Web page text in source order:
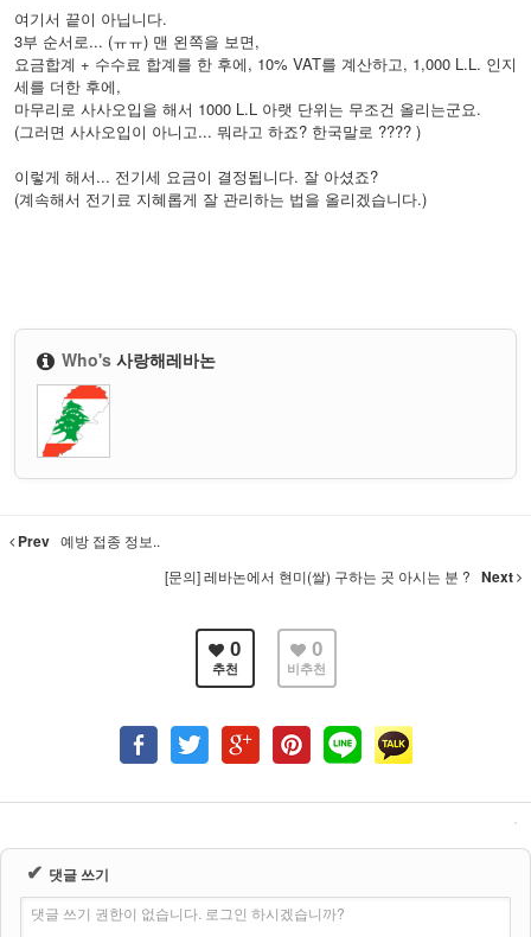
여기서 끝이 아닙니다.
3부 순서로... (ㅠㅠ) 맨 왼쪽을 보면,
요금합계 + 수수료 합계를 한 후에, 10% VAT를 계산하고, 1,000 L.L. 인지
세를 더한 후에,
마무리로 사사오입을 해서 1000 L.L 아랫 단위는 무조건 올리는군요.
(그러면 사사오입이 아니고... 뭐라고 하죠? 한국말로 ???? )
이렇게 해서... 전기세 요금이 결정됩니다. 잘 아셨죠?
(계속해서 전기료 지혜롭게 잘 관리하는 법을 올리겠습니다.)
Who's사랑해레바논
Prev 예방 접종 정보..
[문의] 레바논에서 현미(쌀) 구하는 곳 아시는 분 ? Next
0
추천
0
비추천
✔ 댓글 쓰기
댓글 쓰기 권한이 없습니다. 로그인 하시겠습니까?